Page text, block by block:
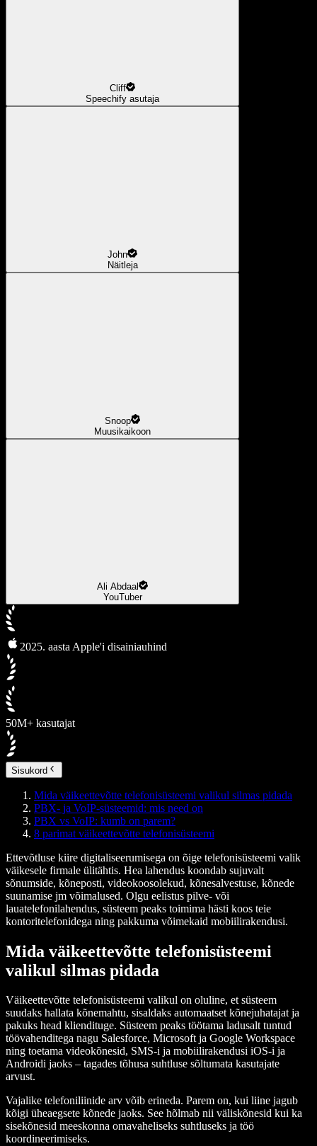
Cliff
Speechify asutaja
John
Näitleja
Snoop
Muusikaikoon
Ali Abdaal
YouTuber
2025. aasta Apple'i disainiauhind
50M+ kasutajat
Sisukord
Mida väikeettevõtte telefonisüsteemi valikul silmas pidada
PBX- ja VoIP-süsteemid: mis need on
PBX vs VoIP: kumb on parem?
8 parimat väikeettevõtte telefonisüsteemi
Ettevõtluse kiire digitaliseerumisega on õige telefonisüsteemi valik
väikesele firmale ülitähtis. Hea lahendus koondab sujuvalt
sõnumside, kõneposti, videokoosolekud, kõnesalvestuse, kõnede
suunamise jm võimalused. Olgu eelistus pilve- või
lauatelefonilahendus, süsteem peaks toimima hästi koos teie
kontoritelefonidega ning pakkuma võimekaid mobiilirakendusi.
Mida väikeettevõtte telefonisüsteemi
valikul silmas pidada
Väikeettevõtte telefonisüsteemi valikul on oluline, et süsteem
suudaks hallata kõnemahtu, sisaldaks automaatset kõnejuhatajat ja
pakuks head kliendituge. Süsteem peaks töötama ladusalt tuntud
töövahenditega nagu Salesforce, Microsoft ja Google Workspace
ning toetama videokõnesid, SMS‑i ja mobiilirakendusi iOS‑i ja
Androidi jaoks – tagades tõhusa suhtluse sõltumata kasutajate
arvust.
Vajalike telefoniliinide arv võib erineda. Parem on, kui liine jagub
kõigi üheaegsete kõnede jaoks. See hõlmab nii väliskõnesid kui ka
sisekõnesid meeskonna omavaheliseks suhtluseks ja töö
koordineerimiseks.